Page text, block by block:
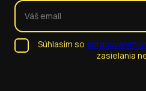
Súhlasím so spracúvaním
zasielania